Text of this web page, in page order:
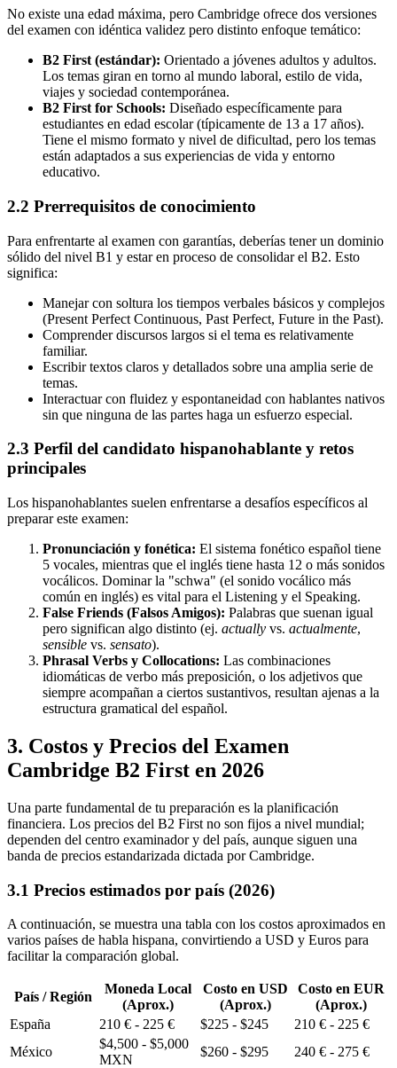
No existe una edad máxima, pero Cambridge ofrece dos versiones
del examen con idéntica validez pero distinto enfoque temático:
B2 First (estándar): Orientado a jóvenes adultos y adultos.
Los temas giran en torno al mundo laboral, estilo de vida,
viajes y sociedad contemporánea.
B2 First for Schools: Diseñado específicamente para
estudiantes en edad escolar (típicamente de 13 a 17 años).
Tiene el mismo formato y nivel de dificultad, pero los temas
están adaptados a sus experiencias de vida y entorno
educativo.
2.2 Prerrequisitos de conocimiento
Para enfrentarte al examen con garantías, deberías tener un dominio
sólido del nivel B1 y estar en proceso de consolidar el B2. Esto
significa:
Manejar con soltura los tiempos verbales básicos y complejos
(Present Perfect Continuous, Past Perfect, Future in the Past).
Comprender discursos largos si el tema es relativamente
familiar.
Escribir textos claros y detallados sobre una amplia serie de
temas.
Interactuar con fluidez y espontaneidad con hablantes nativos
sin que ninguna de las partes haga un esfuerzo especial.
2.3 Perfil del candidato hispanohablante y retos
principales
Los hispanohablantes suelen enfrentarse a desafíos específicos al
preparar este examen:
Pronunciación y fonética: El sistema fonético español tiene
5 vocales, mientras que el inglés tiene hasta 12 o más sonidos
vocálicos. Dominar la "schwa" (el sonido vocálico más
común en inglés) es vital para el Listening y el Speaking.
False Friends (Falsos Amigos): Palabras que suenan igual
pero significan algo distinto (ej. actually vs. actualmente,
sensible vs. sensato).
Phrasal Verbs y Collocations: Las combinaciones
idiomáticas de verbo más preposición, o los adjetivos que
siempre acompañan a ciertos sustantivos, resultan ajenas a la
estructura gramatical del español.
3. Costos y Precios del Examen
Cambridge B2 First en 2026
Una parte fundamental de tu preparación es la planificación
financiera. Los precios del B2 First no son fijos a nivel mundial;
dependen del centro examinador y del país, aunque siguen una
banda de precios estandarizada dictada por Cambridge.
3.1 Precios estimados por país (2026)
A continuación, se muestra una tabla con los costos aproximados en
varios países de habla hispana, convirtiendo a USD y Euros para
facilitar la comparación global.
País / Región
Moneda Local
(Aprox.)
Costo en USD
(Aprox.)
Costo en EUR
(Aprox.)
España
210 € - 225 € $225 - $245
210 € - 225 €
México
$4,500 - $5,000
MXN
$260 - $295 240 € - 275 €